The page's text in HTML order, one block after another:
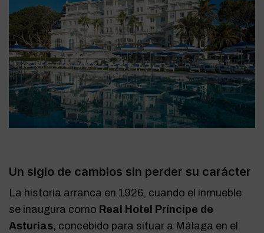
Un siglo de cambios sin perder su carácter
La historia arranca en 1926, cuando el inmueble
se inaugura como Real Hotel Príncipe de
Asturias, concebido para situar a Málaga en el